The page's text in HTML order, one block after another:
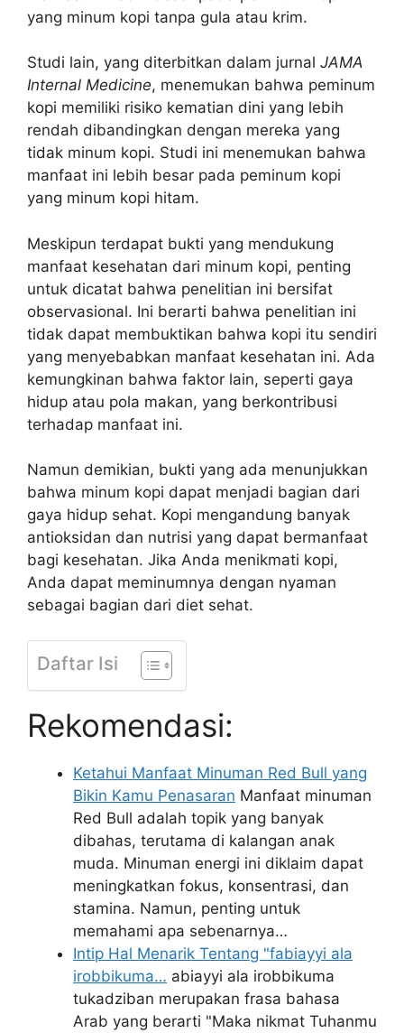
yang minum kopi tanpa gula atau krim.
Studi lain, yang diterbitkan dalam jurnal JAMA
Internal Medicine, menemukan bahwa peminum
kopi memiliki risiko kematian dini yang lebih
rendah dibandingkan dengan mereka yang
tidak minum kopi. Studi ini menemukan bahwa
manfaat ini lebih besar pada peminum kopi
yang minum kopi hitam.
Meskipun terdapat bukti yang mendukung
manfaat kesehatan dari minum kopi, penting
untuk dicatat bahwa penelitian ini bersifat
observasional. Ini berarti bahwa penelitian ini
tidak dapat membuktikan bahwa kopi itu sendiri
yang menyebabkan manfaat kesehatan ini. Ada
kemungkinan bahwa faktor lain, seperti gaya
hidup atau pola makan, yang berkontribusi
terhadap manfaat ini.
Namun demikian, bukti yang ada menunjukkan
bahwa minum kopi dapat menjadi bagian dari
gaya hidup sehat. Kopi mengandung banyak
antioksidan dan nutrisi yang dapat bermanfaat
bagi kesehatan. Jika Anda menikmati kopi,
Anda dapat meminumnya dengan nyaman
sebagai bagian dari diet sehat.
Daftar Isi
Rekomendasi:
Ketahui Manfaat Minuman Red Bull yang
Bikin Kamu Penasaran Manfaat minuman
Red Bull adalah topik yang banyak
dibahas, terutama di kalangan anak
muda. Minuman energi ini diklaim dapat
meningkatkan fokus, konsentrasi, dan
stamina. Namun, penting untuk
memahami apa sebenarnya…
Intip Hal Menarik Tentang "fabiayyi ala
irobbikuma… abiayyi ala irobbikuma
tukadziban merupakan frasa bahasa
Arab yang berarti "Maka nikmat Tuhanmu